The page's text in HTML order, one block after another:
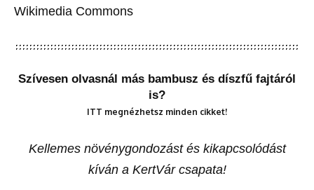
Wikimedia Commons
Szívesen olvasnál más bambusz és díszfű fajtáról
is?
ITT megnézhetsz minden cikket!
Kellemes növénygondozást és kikapcsolódást
kíván a KertVár csapata!